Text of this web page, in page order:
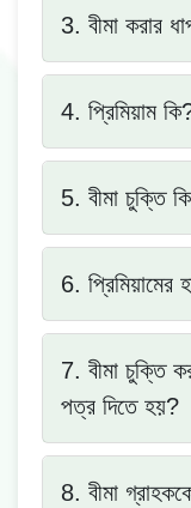
3. বীমা করার
4. প্রিমিয়াম
5. বীমা চুক্তি
6. প্রিমিয়ামের
7. বীমা চুক্তি
পত্র দিতে হয়?
8. বীমা